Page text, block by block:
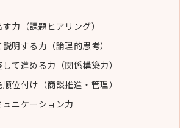
力（課題ヒアリング）
明する力（論理的思考）
て進める力（関係構築力）
位付け（商談推進・管理）
ュニケーション力